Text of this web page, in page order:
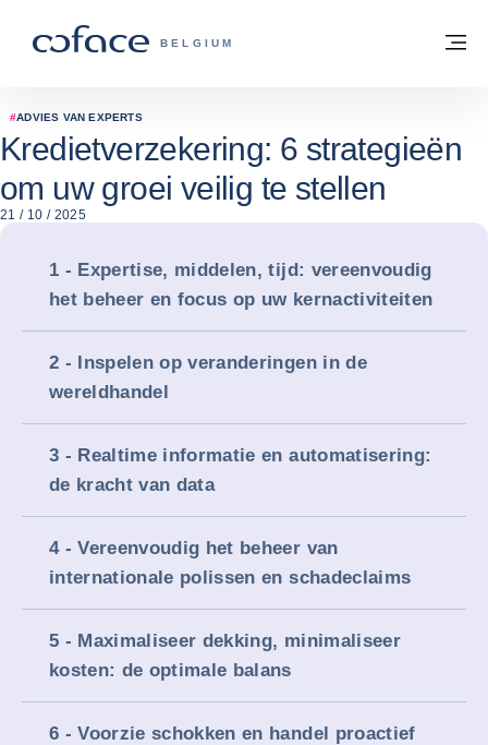
COFACE, FOR TRADE - GROEP
BELGIUM
Terug naar startpagina
#ADVIES VAN EXPERTS
Kredietverzekering: 6 strategieën
om uw groei veilig te stellen
21 / 10 / 2025
1 - Expertise, middelen, tijd: vereenvoudig
het beheer en focus op uw kernactiviteiten
2 - Inspelen op veranderingen in de
wereldhandel
3 - Realtime informatie en automatisering:
de kracht van data
4 - Vereenvoudig het beheer van
internationale polissen en schadeclaims
5 - Maximaliseer dekking, minimaliseer
kosten: de optimale balans
6 - Voorzie schokken en handel proactief